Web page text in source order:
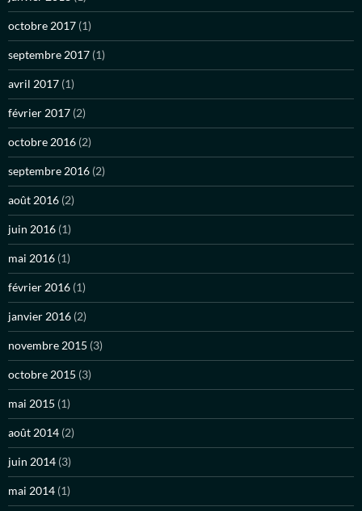
octobre 2017 (1)
septembre 2017 (1)
avril 2017 (1)
février 2017 (2)
octobre 2016 (2)
septembre 2016 (2)
août 2016 (2)
juin 2016 (1)
mai 2016 (1)
février 2016 (1)
janvier 2016 (2)
novembre 2015 (3)
octobre 2015 (3)
mai 2015 (1)
août 2014 (2)
juin 2014 (3)
mai 2014 (1)